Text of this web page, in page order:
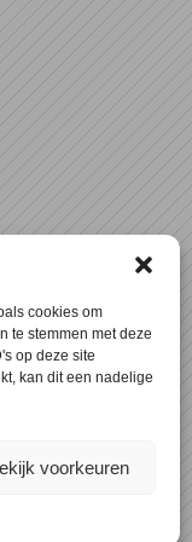
cookies om
te stemmen met deze
op deze site
kan dit een nadelige
voorkeuren